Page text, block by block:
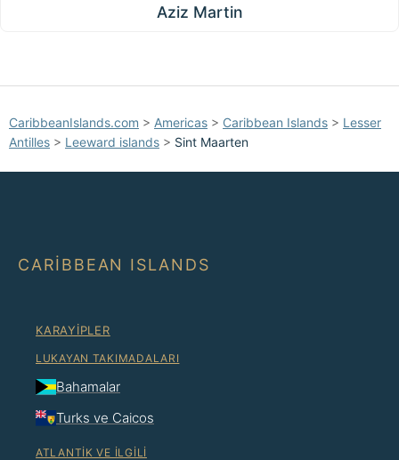
Aziz Martin
CaribbeanIslands.com > Americas > Caribbean Islands > Lesser
Antilles > Leeward islands > Sint Maarten
CARIBBEAN ISLANDS
KARAYIPLER
LUKAYAN TAKIMADALARI
Bahamalar
Turks ve Caicos
ATLANTIK VE İLGILI